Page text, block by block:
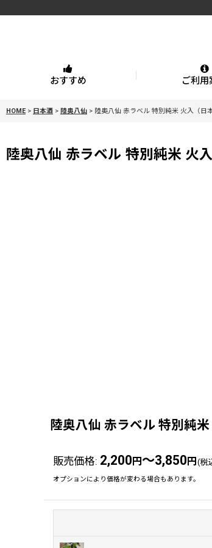
おすすめ ご利用
HOME > 日本酒 > 陸奥八仙 > 陸奥八仙 赤ラベル 特別純米 火入（日
陸奥八仙 赤ラベル 特別純米 火
陸奥八仙 赤ラベル 特別純
販売価格: 2,200 円 ～3,850 円 (税
オプションにより価格が変わる場合もあります。